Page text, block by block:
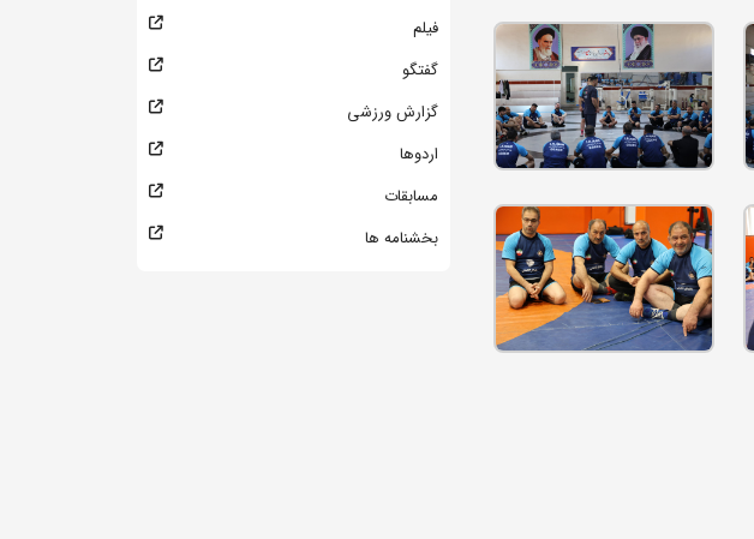
فیلم
گفتگو
گزارش ورزشی
اردوها
مسابقات
بخشنامه ها